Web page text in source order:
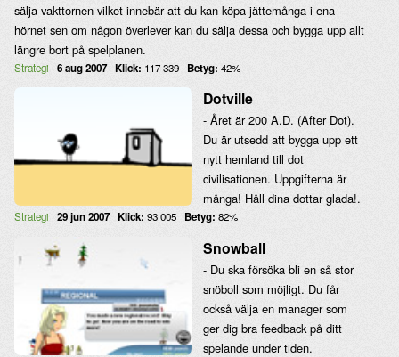
sälja vakttornen vilket innebär att du kan köpa jättemånga i ena
hörnet sen om någon överlever kan du sälja dessa och bygga upp allt
längre bort på spelplanen.
Strategi 6 aug 2007 Klick: 117 339 Betyg: 42%
Dotville
- Året är 200 A.D. (After Dot).
Du är utsedd att bygga upp ett
nytt hemland till dot
civilisationen. Uppgifterna är
många! Håll dina dottar glada!.
Strategi 29 jun 2007 Klick: 93 005 Betyg: 82%
Snowball
- Du ska försöka bli en så stor
snöboll som möjligt. Du får
också välja en manager som
ger dig bra feedback på ditt
spelande under tiden.